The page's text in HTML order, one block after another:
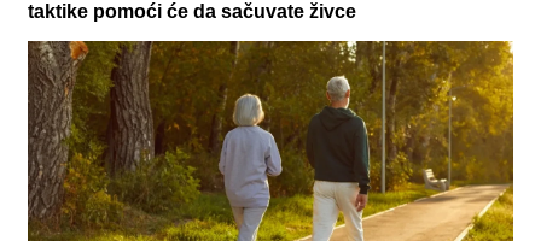
taktike pomoći će da sačuvate živce